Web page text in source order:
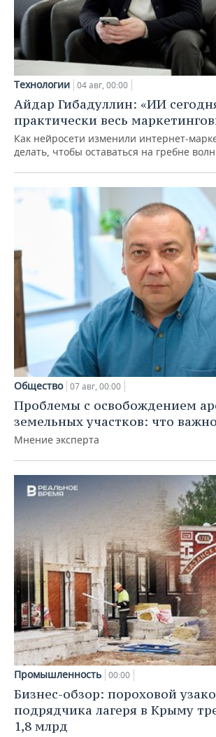
Технологии 04 авг, 00:00
Айдар Гибадуллин: «ИИ
практически весь
Как нейросети изменили интернет-
делать, чтобы оставаться на гребне
Общество 07 авг, 00:00
Проблемы с освобождением
земельных участков: что
Мнение эксперта
Промышленность 00:00
Бизнес-обзор: пороховой
подрядчика лагеря в Крыму
1,8 млрд